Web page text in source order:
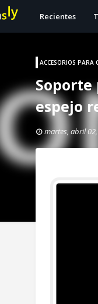
Recientes
ACCESORIOS PARA
Soporte
espejo
martes, abril